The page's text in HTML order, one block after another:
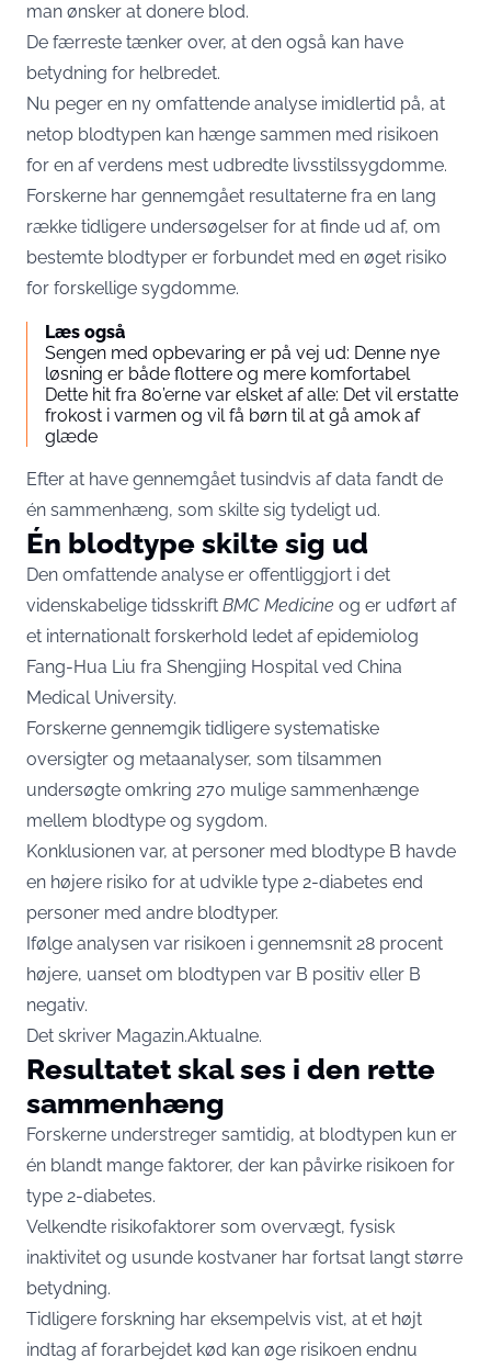
man ønsker at donere blod.
De færreste tænker over, at den også kan have
betydning for helbredet.
Nu peger en ny omfattende analyse imidlertid på, at
netop blodtypen kan hænge sammen med risikoen
for en af verdens mest udbredte livsstilssygdomme.
Forskerne har gennemgået resultaterne fra en lang
række tidligere undersøgelser for at finde ud af, om
bestemte blodtyper er forbundet med en øget risiko
for forskellige sygdomme.
Læs også
Sengen med opbevaring er på vej ud: Denne nye
løsning er både flottere og mere komfortabel
Dette hit fra 80’erne var elsket af alle: Det vil erstatte
frokost i varmen og vil få børn til at gå amok af
glæde
Efter at have gennemgået tusindvis af data fandt de
én sammenhæng, som skilte sig tydeligt ud.
Én blodtype skilte sig ud
Den omfattende analyse er offentliggjort i det
videnskabelige tidsskrift BMC Medicine og er udført af
et internationalt forskerhold ledet af epidemiolog
Fang-Hua Liu fra Shengjing Hospital ved China
Medical University.
Forskerne gennemgik tidligere systematiske
oversigter og metaanalyser, som tilsammen
undersøgte omkring 270 mulige sammenhænge
mellem blodtype og sygdom.
Konklusionen var, at personer med blodtype B havde
en højere risiko for at udvikle type 2-diabetes end
personer med andre blodtyper.
Ifølge analysen var risikoen i gennemsnit 28 procent
højere, uanset om blodtypen var B positiv eller B
negativ.
Det skriver Magazin.Aktualne.
Resultatet skal ses i den rette
sammenhæng
Forskerne understreger samtidig, at blodtypen kun er
én blandt mange faktorer, der kan påvirke risikoen for
type 2-diabetes.
Velkendte risikofaktorer som overvægt, fysisk
inaktivitet og usunde kostvaner har fortsat langt større
betydning.
Tidligere forskning har eksempelvis vist, at et højt
indtag af forarbejdet kød kan øge risikoen endnu